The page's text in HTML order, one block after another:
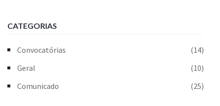
CATEGORIAS
Convocatórias
(14)
Geral
(10)
Comunicado
(25)